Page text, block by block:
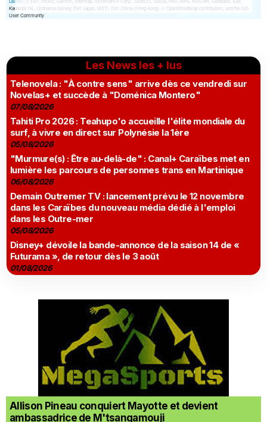
Les News les + lus
Telenovela : "À contre sens" arrive dès ce vendredi sur
Novelas+ et succède à "Doménica Montero"
07/08/2026
Tahiti Pro 2026 : Teahupo'o accueille l'élite mondiale du
surf, à vivre en direct sur Polynésie la 1ère
05/08/2026
"Murmure(s) : Être au-delà-de" : Canal+ Caraïbes met en
lumière les parcours de personnes trans en Martinique
06/08/2026
Demain Outremer TV : lancement prévu le 12 novembre
dans les Caraïbes du nouveau média dédié à l'emploi
dans les Outre-mer
05/08/2026
Disney+ dévoile la bande-annonce de la saison 14 de «
Futurama », de retour dès le 3 août
01/08/2026
Allison Pineau conquiert Mayotte et devient
ambassadrice de M'tsangamouji